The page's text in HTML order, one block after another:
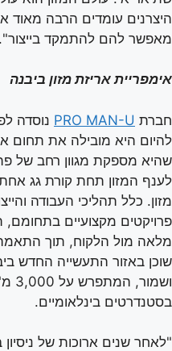
היצרנים עומדים הרבה מאוד
מאפשר להם להתמקד בייצור".
אימפריית אריזת מזון ביבנה
חברת PRO MAN-U
להיום היא מובילה את תחום
שהיא מספקת מגוון רחב של
לענף המזון תחת קורת גג אחת
מזון. כלל תהליכי העבודה
פרויקטים מקצועיים בתחומם,
מלאה מול הלקוח, תוך
שוכן באזור התעשייה החדש
בסטנדרטים בינלאומיים.
"לאחר שנים ארוכות של